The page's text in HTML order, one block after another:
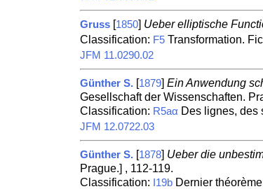
Gruss [1850] Ueber elliptische
Classification: F5Transformation.
JFM 11.0290.02
Günther S. [1879] Ein Anwendung
Gesellschaft der Wissenschaften.
Classification: R5aα Des lignes, des
JFM 12.0722.03
Günther S. [1878] Ueber die
Prague.] , 112-119.
Classification:
I19bDernier